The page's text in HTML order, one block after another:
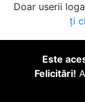
Doar userii
ți
Este
Felicitări!